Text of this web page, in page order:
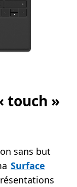
touch »
sans but
Surface